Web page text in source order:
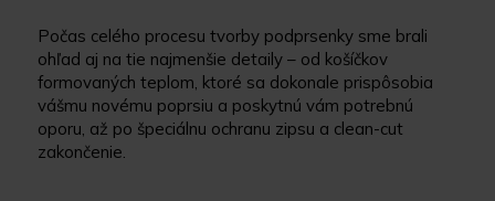
Počas celého procesu tvorby podprsenky sme brali
ohľad aj na tie najmenšie detaily – od košíčkov
formovaných teplom, ktoré sa dokonale prispôsobia
vášmu novému poprsiu a poskytnú vám potrebnú
oporu, až po špeciálnu ochranu zipsu a clean-cut
zakončenie.